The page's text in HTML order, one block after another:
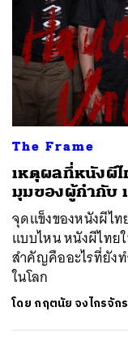
The Frame
เหตุผลที่หนังผีไ
มุมของผู้กำกับ
จุดแข็งของหนังผีไท
แบบไหน หนังผีไทย
สำคัญคืออะไรที่ยัง
ในโลก
โดย กฤตนัย จงไกรจักร